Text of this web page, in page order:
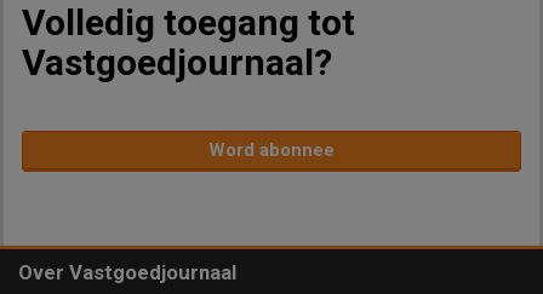
Volledig toegang tot
Vastgoedjournaal?
Word abonnee
Over Vastgoedjournaal